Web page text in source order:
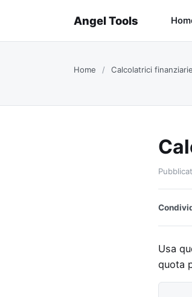
Angel Tools
Home / Calcolatrici finanziarie
Usa
quota